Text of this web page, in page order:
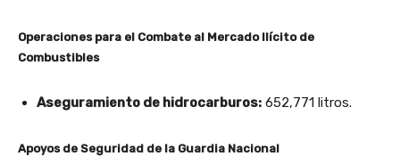
Operaciones para el Combate al Mercado Ilícito de
Combustibles
Aseguramiento de hidrocarburos: 652,771 litros.
Apoyos de Seguridad de la Guardia Nacional